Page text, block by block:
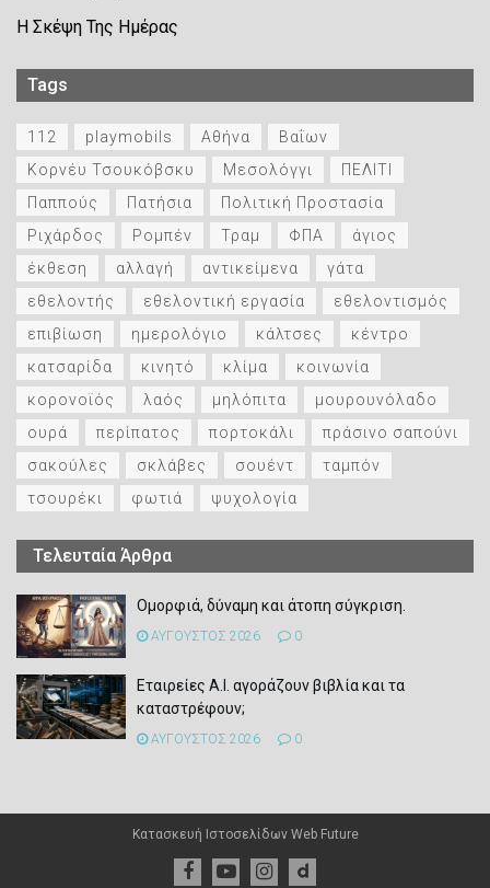
Η Σκέψη Της Ημέρας
Tags
112 playmobils Αθήνα
Βαΐων
Κορνέυ Τσουκόβσκυ
Μεσολόγγι
ΠΕΛΙΤΙ
Παππούς
Πατήσια
Πολιτική Προστασία
Ριχάρδος
Ρομπέν Τραμ ΦΠΑ
άγιος
έκθεση
αλλαγή αντικείμενα
γάτα
εθελοντής
εθελοντική εργασία
εθελοντισμός
επιβίωση
ημερολόγιο κάλτσες
κέντρο
κατσαρίδα
κινητό κλίμα
κοινωνία
κορονοϊός
λαός μηλόπιτα
μουρουνόλαδο
ουρά
περίπατος πορτοκάλι
πράσινο σαπούνι
σακούλες
σκλάβες σουέντ
ταμπόν
τσουρέκι
φωτιά ψυχολογία
Τελευταία Άρθρα
Ομορφιά, δύναμη και άτοπη σύγκριση.
ΑΥΓΟΥΣΤΟΣ 2026 0
Εταιρείες Α.Ι. αγοράζουν βιβλία και τα
καταστρέφουν;
ΑΥΓΟΥΣΤΟΣ 2026 0
Κατασκευή ΙστοσελίδωνWeb Future